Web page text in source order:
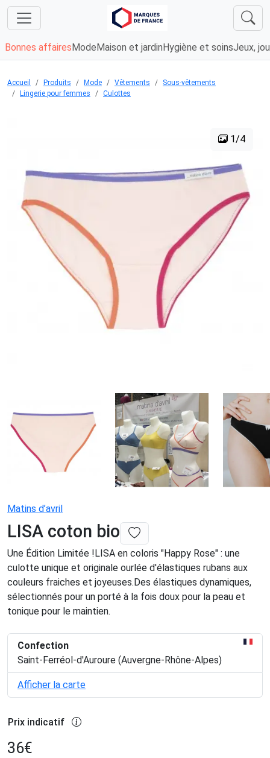
Bonnes affaires Mode Maison et jardin Hygiène et soinsJeux,
Accueil Produits Mode Vêtements
Sous-vêtements
Lingerie pour femmes
Culottes
1/4
Matins d’avril
LISA coton bio
Une Édition Limitée !LISA en coloris "Happy Rose" : une
culotte unique et originale ourlée d'élastiques rubans aux
couleurs fraiches et joyeuses.Des élastiques dynamiques,
sélectionnés pour un porté à la fois doux pour la peau et
tonique pour le maintien.
Confection
Saint-Ferréol-d'Auroure (Auvergne-Rhône-Alpes)
Afficher la carte
Prix indicatif
36€